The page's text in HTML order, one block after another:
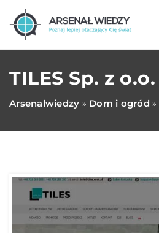
TILES Sp. z o.o.
Arsenalwiedzy » Dom i ogród »